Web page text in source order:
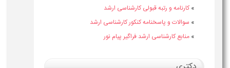
» کارنامه و رتبه قبولی کارشناسی ارشد
» سوالات و پاسخنامه کنکور کارشناسی ارشد
» منابع کارشناسی ارشد فراگیر پیام نور